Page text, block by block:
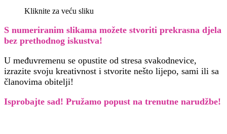
Kliknite za veću sliku
S numeriranim slikama možete stvoriti prekrasna djela
bez prethodnog iskustva!
U međuvremenu se opustite od stresa svakodnevice,
izrazite svoju kreativnost i stvorite nešto lijepo, sami ili sa
članovima obitelji!
Isprobajte sad! Pružamo popust na trenutne narudžbe!